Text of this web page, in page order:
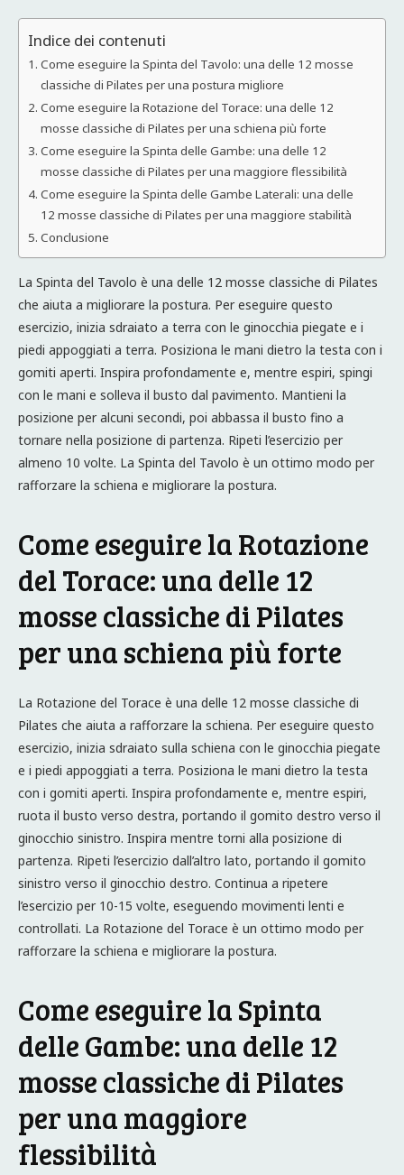
Indice dei contenuti
Come eseguire la Spinta del Tavolo: una delle 12 mosse
classiche di Pilates per una postura migliore
Come eseguire la Rotazione del Torace: una delle 12
mosse classiche di Pilates per una schiena più forte
Come eseguire la Spinta delle Gambe: una delle 12
mosse classiche di Pilates per una maggiore flessibilità
Come eseguire la Spinta delle Gambe Laterali: una delle
12 mosse classiche di Pilates per una maggiore stabilità
Conclusione
La Spinta del Tavolo è una delle 12 mosse classiche di Pilates
che aiuta a migliorare la postura. Per eseguire questo
esercizio, inizia sdraiato a terra con le ginocchia piegate e i
piedi appoggiati a terra. Posiziona le mani dietro la testa con i
gomiti aperti. Inspira profondamente e, mentre espiri, spingi
con le mani e solleva il busto dal pavimento. Mantieni la
posizione per alcuni secondi, poi abbassa il busto fino a
tornare nella posizione di partenza. Ripeti l’esercizio per
almeno 10 volte. La Spinta del Tavolo è un ottimo modo per
rafforzare la schiena e migliorare la postura.
Come eseguire la Rotazione
del Torace: una delle 12
mosse classiche di Pilates
per una schiena più forte
La Rotazione del Torace è una delle 12 mosse classiche di
Pilates che aiuta a rafforzare la schiena. Per eseguire questo
esercizio, inizia sdraiato sulla schiena con le ginocchia piegate
e i piedi appoggiati a terra. Posiziona le mani dietro la testa
con i gomiti aperti. Inspira profondamente e, mentre espiri,
ruota il busto verso destra, portando il gomito destro verso il
ginocchio sinistro. Inspira mentre torni alla posizione di
partenza. Ripeti l’esercizio dall’altro lato, portando il gomito
sinistro verso il ginocchio destro. Continua a ripetere
l’esercizio per 10-15 volte, eseguendo movimenti lenti e
controllati. La Rotazione del Torace è un ottimo modo per
rafforzare la schiena e migliorare la postura.
Come eseguire la Spinta
delle Gambe: una delle 12
mosse classiche di Pilates
per una maggiore
flessibilità